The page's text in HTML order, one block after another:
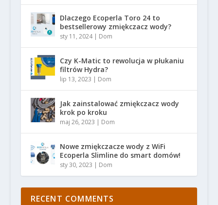
Dlaczego Ecoperla Toro 24 to
bestsellerowy zmiękczacz wody?
sty 11, 2024| Dom
Czy K-Matic to rewolucja w płukaniu
filtrów Hydra?
lip 13, 2023 | Dom
Jak zainstalować zmiękczacz wody
krok po kroku
maj 26, 2023 | Dom
Nowe zmiękczacze wody z WiFi
Ecoperla Slimline do smart domów!
sty 30, 2023 | Dom
RECENT COMMENTS